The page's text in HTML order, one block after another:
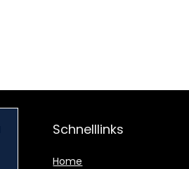
Schnelllinks
Home